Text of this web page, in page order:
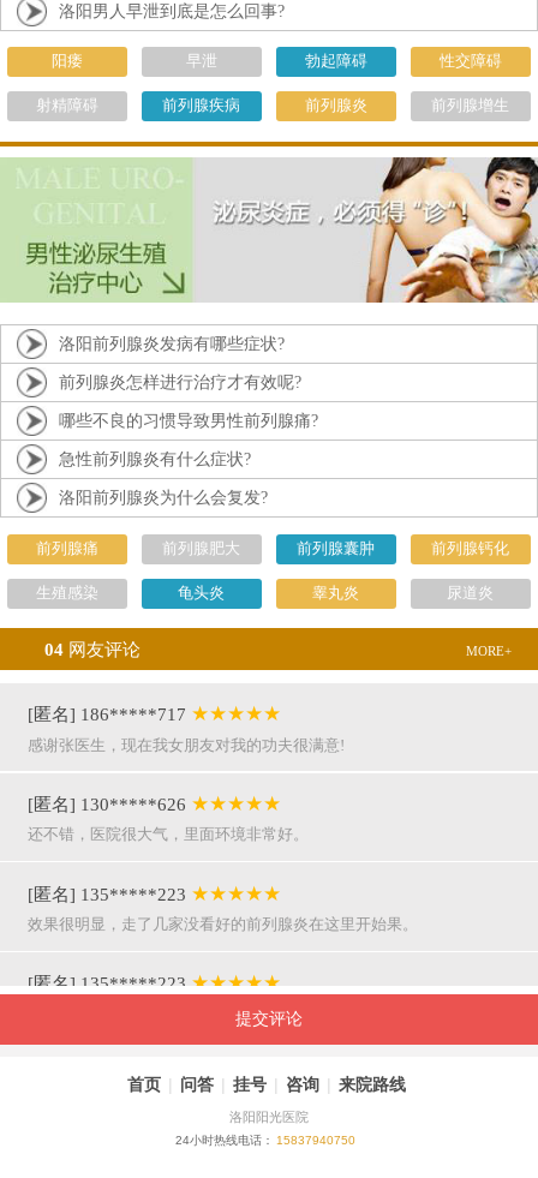
洛阳男人早泄到底是怎么回事?
阳痿 早泄 勃起障碍 性交障碍
射精障碍 前列腺疾病 前列腺炎 前列腺增生
洛阳前列腺炎发病有哪些症状?
前列腺炎怎样进行治疗才有效呢?
哪些不良的习惯导致男性前列腺痛?
急性前列腺炎有什么症状?
洛阳前列腺炎为什么会复发?
前列腺痛 前列腺肥大 前列腺囊肿 前列腺钙化
生殖感染 龟头炎 睾丸炎 尿道炎
04 网友评论 MORE+
[匿名] 186*****717 ★★★★★
感谢张医生，现在我女朋友对我的功夫很满意!
[匿名] 130*****626 ★★★★★
还不错，医院很大气，里面环境非常好。
[匿名] 135*****223 ★★★★★
效果很明显，走了几家没看好的前列腺炎在这里开始果。
[匿名] 135*****223 ★★★★★
呵呵，就是屌，你们医院护士穿着挺漂亮的。
[匿名] 155*****941★★★★★
提交评论
首页 | 问答 | 挂号 | 咨询 | 来院路线
洛阳阳光医院
24小时热线电话： 15837940750